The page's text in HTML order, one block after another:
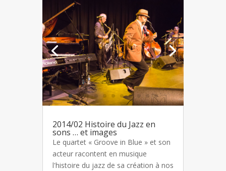
2014/02 Histoire du Jazz en
sons … et images
Le quartet « Groove in Blue » et son
acteur racontent en musique
l'histoire du jazz de sa création à nos